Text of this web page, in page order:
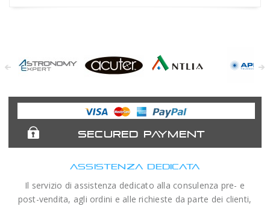
Expert
Telescopes
SECURED PAYMENT
ASSISTENZA DEDICATA
Il servizio di assistenza dedicato alla consulenza pre- e
post-vendita, agli ordini e alle richieste da parte dei clienti,